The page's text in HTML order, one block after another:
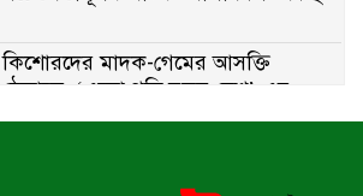
কিশোরদের মাদক-গেমের আসক্তি
ঠেকাতে, ‘এসো গড়ি নতুন দেশ’-এর
ফুটবল বিতরণ